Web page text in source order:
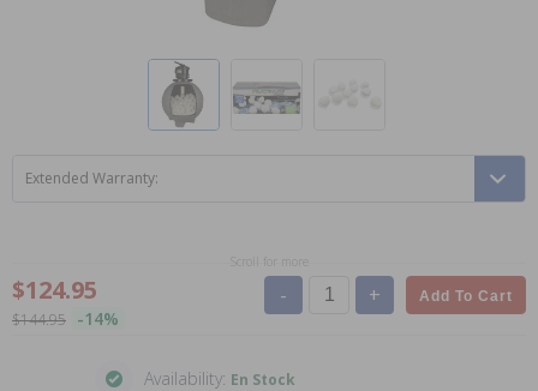
Extended Warranty:
Scroll for more
$124.95
$144.95 -14%
- + Add To Cart
Availability: En Stock